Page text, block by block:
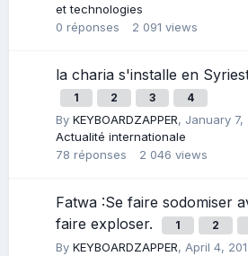
et technologies
0 réponses 2 091 views
la charia s'installe en
1 2 3 4
By KEYBOARDZAPPER, January 7,
Actualité internationale
78 réponses 2 046 views
Fatwa :Se faire sodomiser
faire exploser.
1 2
By KEYBOARDZAPPER, April 4,